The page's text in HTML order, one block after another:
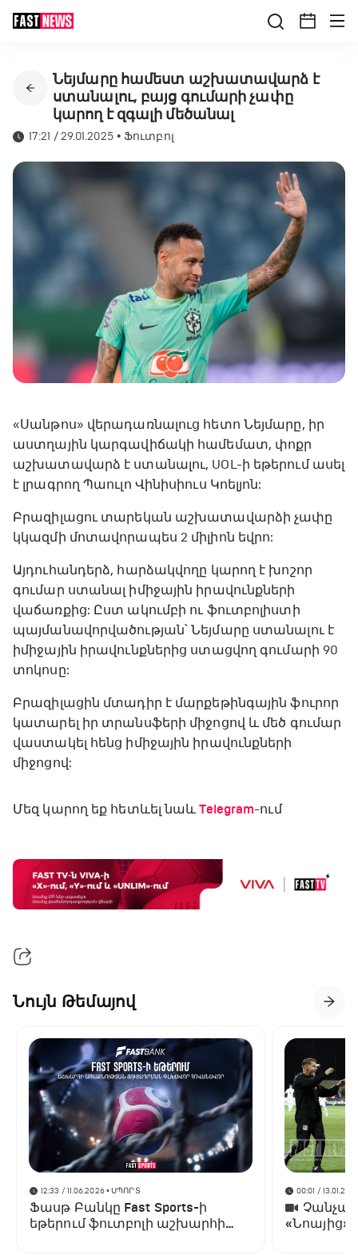
Նեյմարը համեստ աշխատավարձ է
ստանալու, բայց գումարի չափը
կարող է զգալի մեծանալ
17:21 / 29.01.2025 •Ֆուտբոլ
«Սանթոս» վերադառնալուց հետո Նեյմարը, իր
աստղային կարգավիճակի համեմատ, փոքր
աշխատավարձ է ստանալու, UOL-ի եթերում ասել
է լրագրող Պաուլո Վինիսիուս Կոելյոն:
Բրազիլացու տարեկան աշխատավարձի չափը
կկազմի մոտավորապես 2 միլիոն եվրո:
Այդուհանդերձ, հարձակվողը կարող է խոշոր
գումար ստանալ իմիջային իրավունքների
վաճառքից: Ըստ ակումբի ու ֆուտբոլիստի
պայմանավորվածության՝ Նեյմարը ստանալու է
իմիջային իրավունքներից ստացվող գումարի 90
տոկոսը:
Բրազիլացին մտադիր է մարքեթինգային ֆուրոր
կատարել իր տրանսֆերի միջոցով և մեծ գումար
վաստակել հենց իմիջային իրավունքների
միջոցով:
Մեզ կարող եք հետևել նաև Telegram-ում
Նույն Թեմայով
12:33 / 11.06.2026• ՍՊՈՐՏ
Ֆասթ Բանկը Fast Sports-ի
եթերում ֆուտբոլի աշխարհի
00:01 /
«Նոայից»